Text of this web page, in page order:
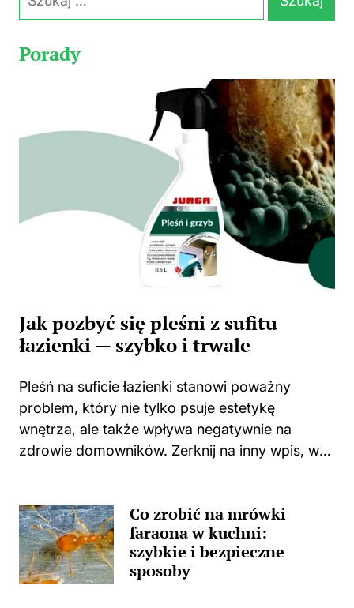
Porady
Jak pozbyć się pleśni z sufitu
łazienki — szybko i trwale
Pleśń na suficie łazienki stanowi poważny
problem, który nie tylko psuje estetykę
wnętrza, ale także wpływa negatywnie na
zdrowie domowników. Zerknij na inny wpis, w
nieprzyjemna towarzyszka? Główną
przyczyną...
Co zrobić na mrówki
faraona w kuchni:
szybkie i bezpieczne
sposoby